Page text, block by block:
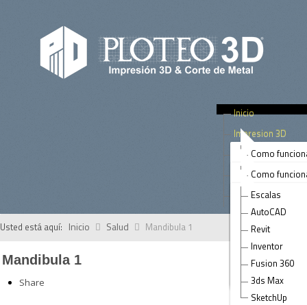
Inicio
Impresion 3D
Como
Arquitectura
Prototipos
Prototipos
Terrenos
Arte
Salud
Ingenieria Civil
Corte Metal Laser
Como
Rotulos
Paneles
Piezas
Muebles &
Paneles &
Tubos
Tips
Escalas
AutoCAD
Revit
Inventor
Fusion 360
3ds Max
SketchUp
Contacto
Usted está aquí: Inicio Salud Mandibula 1
Mandibula 1
Share